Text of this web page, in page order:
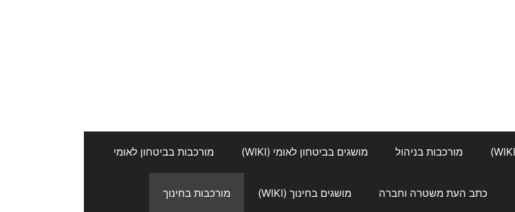
מורכבות בניהול מושגים בביטחון לאומי (WIKI) מורכבות בביטחון לאומי
כתב העת משטרה וחברה מושגים בחינוך (WIKI) מורכבות בחינוך